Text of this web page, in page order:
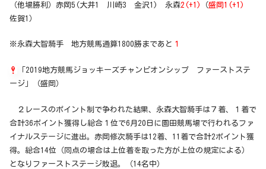
（他場勝利）赤岡5(大井1 川崎3 金沢1) 永森2(+1) （盛岡1(+1)
佐賀1）
※永森大智騎手 地方競馬通算1800勝まであと １
「2019地方競馬ジョッキーズチャンピオンシップ ファーストステ
ージ」（盛岡）
２レースのポイント制で争われた結果、永森大智騎手は７着、１着で
合計36ポイント獲得し総合１位で6月20日に園田競馬場で行われるファ
イナルステージに進出。赤岡修次騎手は12着、11着で合計2ポイント獲
得。総合14位（同点の場合は上位着を取った方が上位の規定による）
となりファーストステージ敗退。（14名中）